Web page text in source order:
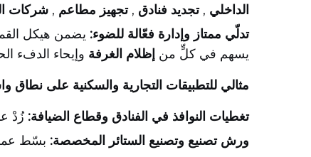
الداخلي ,تجديد فنادق ,تجهيز مطاعم , شركات
تدلّي ممتاز وإدارة فعّالة للضوء: يضمن هيكل
يسهم في كلٍّ من إظلام الغرفة وإيحاء الدفء
مثالي للتطبيقات التجارية والسكنية على نطاق
تغطيات النوافذ في الفنادق وقطاع الضيافة: زُدْ
ورش تصنيع وتصنيع الستائر المخصصة: بسّط